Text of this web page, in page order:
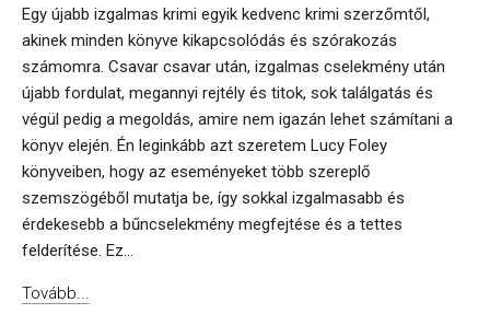
Egy újabb izgalmas krimi egyik kedvenc krimi szerzőmtől,
akinek minden könyve kikapcsolódás és szórakozás
számomra. Csavar csavar után, izgalmas cselekmény után
újabb fordulat, megannyi rejtély és titok, sok találgatás és
végül pedig a megoldás, amire nem igazán lehet számítani a
könyv elején. Én leginkább azt szeretem Lucy Foley
könyveiben, hogy az eseményeket több szereplő
szemszögéből mutatja be, így sokkal izgalmasabb és
érdekesebb a bűncselekmény megfejtése és a tettes
felderítése. Ez...
Tovább...